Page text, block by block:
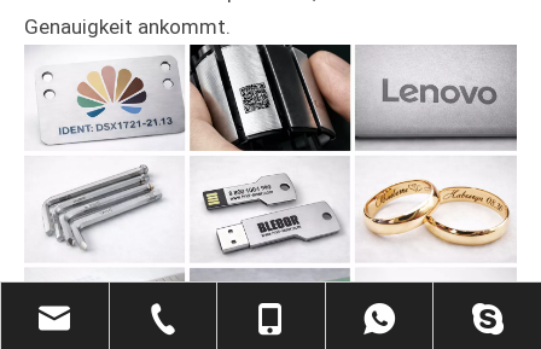
Genauigkeit ankommt.